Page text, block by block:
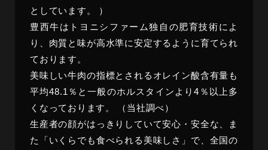
としています 。
）
豊西牛はトヨニシファーム独自の肥育技術によ
り、肉質と味が高水準に安定するように育てられ
ております 。
美味しい牛肉の指標とされるオレイン酸含有量も
平均48.1％と一般のホルスタインより4％以上多
くなっております 。
（当社調べ）
生産者の顔がはっきりしていて安心・安全な、ま
た「いくらでも食べられる美味しさ」で、全国の